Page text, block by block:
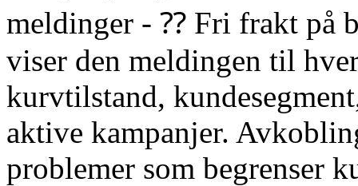
meldinger - ⁇ Fri frakt på
viser den meldingen til
kurvtilstand,
aktive kampanjer.
problemer som begrenser